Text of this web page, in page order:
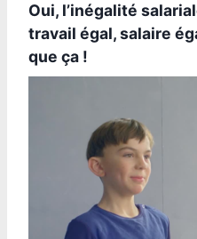
Oui, l’inégalité
travail égal, salaire
que ça !